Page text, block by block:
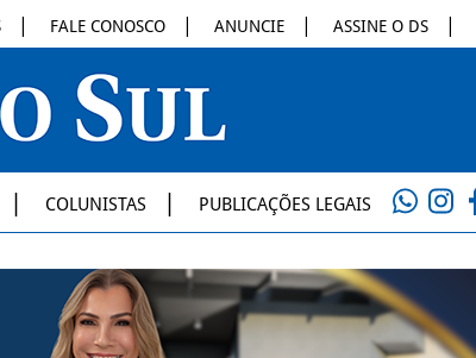
FALE CONOSCO ANUNCIE ASSINE O DS
COLUNISTAS PUBLICAÇÕES LEGAIS